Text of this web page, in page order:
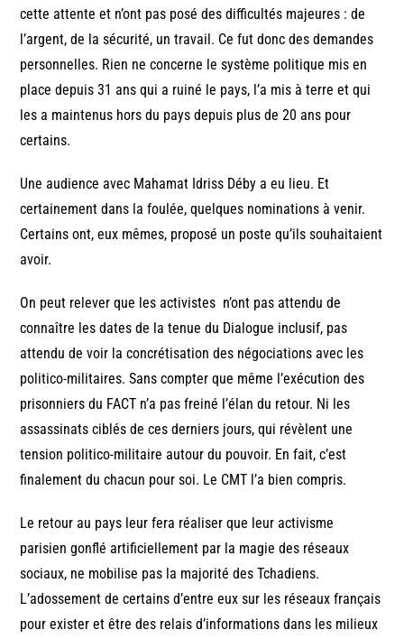
cette attente et n’ont pas posé des difficultés majeures : de
l’argent, de la sécurité, un travail. Ce fut donc des demandes
personnelles. Rien ne concerne le système politique mis en
place depuis 31 ans qui a ruiné le pays, l’a mis à terre et qui
les a maintenus hors du pays depuis plus de 20 ans pour
certains.
Une audience avec Mahamat Idriss Déby a eu lieu. Et
certainement dans la foulée, quelques nominations à venir.
Certains ont, eux mêmes, proposé un poste qu’ils souhaitaient
avoir.
On peut relever que les activistes n’ont pas attendu de
connaître les dates de la tenue du Dialogue inclusif, pas
attendu de voir la concrétisation des négociations avec les
politico-militaires. Sans compter que même l’exécution des
prisonniers du FACT n’a pas freiné l’élan du retour. Ni les
assassinats ciblés de ces derniers jours, qui révèlent une
tension politico-militaire autour du pouvoir. En fait, c’est
finalement du chacun pour soi. Le CMT l’a bien compris.
Le retour au pays leur fera réaliser que leur activisme
parisien gonflé artificiellement par la magie des réseaux
sociaux, ne mobilise pas la majorité des Tchadiens.
L’adossement de certains d’entre eux sur les réseaux français
pour exister et être des relais d’informations dans les milieux